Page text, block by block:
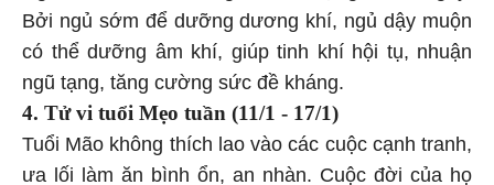
Bởi ngủ sớm để dưỡng dương khí, ngủ dậy muộn
có thể dưỡng âm khí, giúp tinh khí hội tụ, nhuận
ngũ tạng, tăng cường sức đề kháng.
4. Tử vi tuổi Mẹo tuần (11/1 - 17/1)
Tuổi Mão không thích lao vào các cuộc cạnh tranh,
ưa lối làm ăn bình ổn, an nhàn. Cuộc đời của họ